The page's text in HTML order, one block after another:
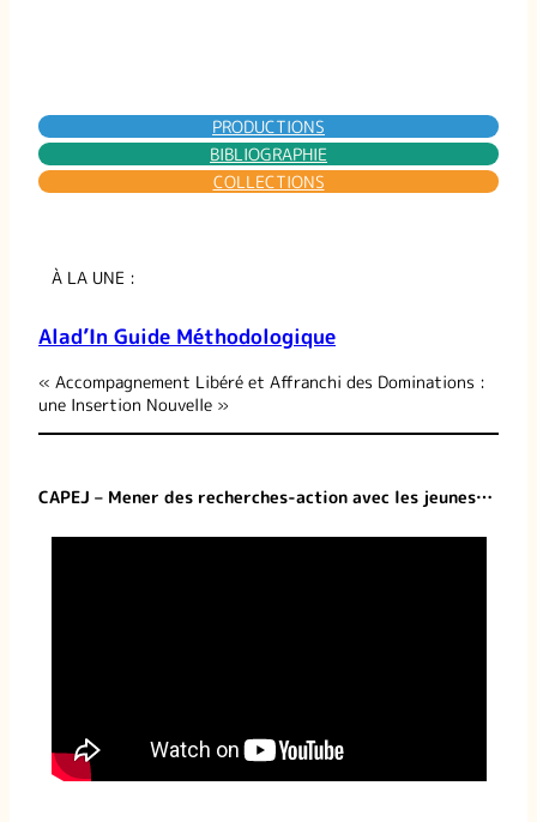
PRODUCTIONS
BIBLIOGRAPHIE
COLLECTIONS
À LA UNE :
Alad’In Guide Méthodologique
« Accompagnement Libéré et Affranchi des Dominations :
une Insertion Nouvelle »
CAPEJ – Mener des recherches-action avec les jeunes…